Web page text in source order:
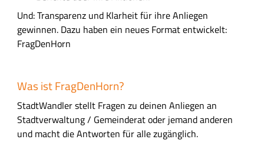
Und: Transparenz und Klarheit für ihre Anliegen
gewinnen. Dazu haben ein neues Format entwickelt:
FragDenHorn
Was ist FragDenHorn?
StadtWandler stellt Fragen zu deinen Anliegen an
Stadtverwaltung / Gemeinderat oder jemand anderen
und macht die Antworten für alle zugänglich.